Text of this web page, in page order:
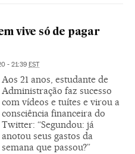
vive só de pagar
- 21:39 EST
Aos 21 anos, estudante de
Administração faz sucesso
com vídeos e tuítes e virou a
consciência financeira do
Twitter: “Segundou: já
anotou seus gastos da
semana que passou?”